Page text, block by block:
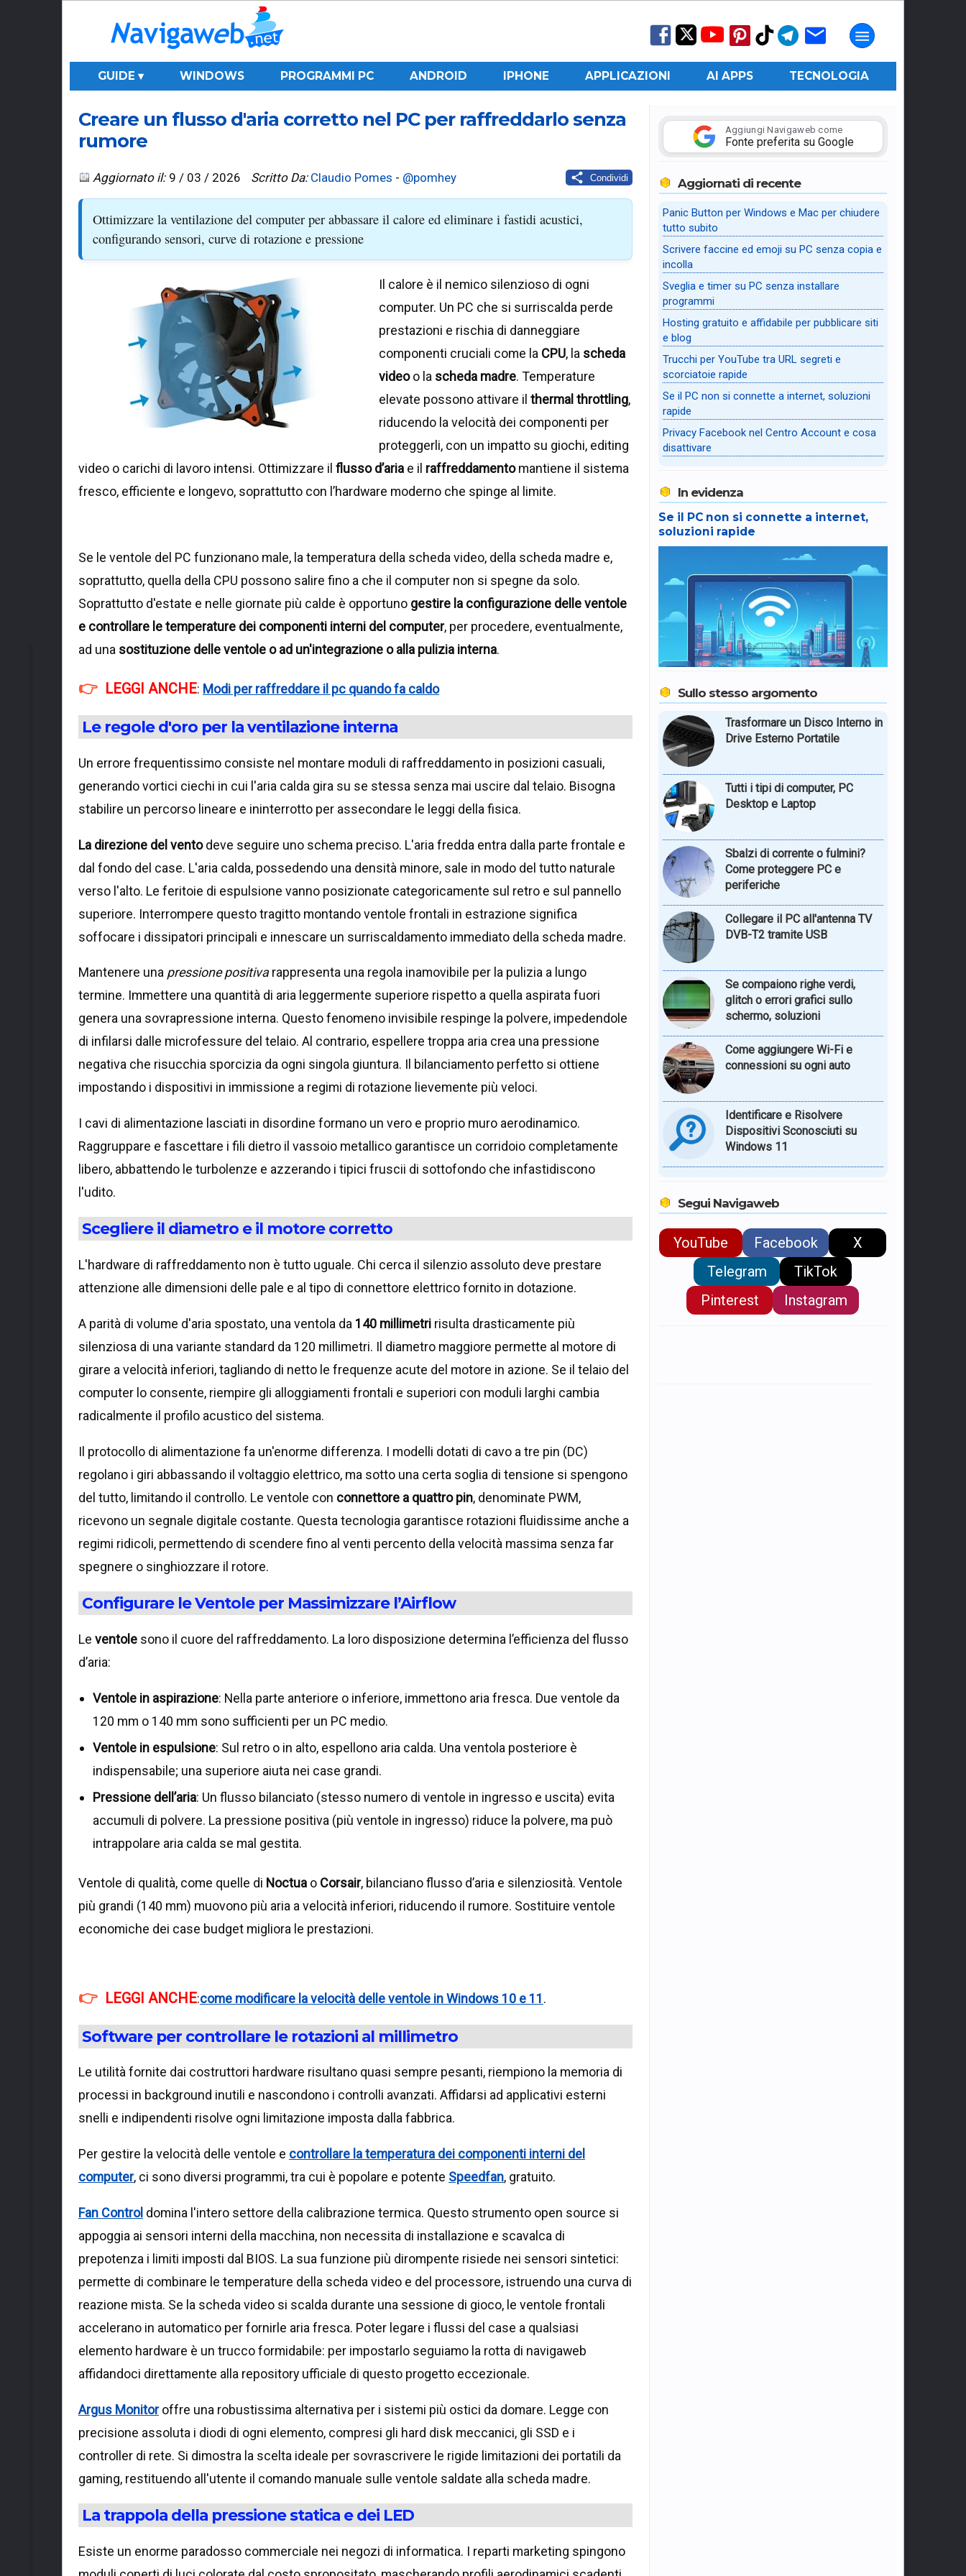
GUIDE ▾ WINDOWS PROGRAMMI PC ANDROID IPHONE APPLICAZIONI AI APPS TECNOLOGIA
Creare un flusso d'aria corretto nel PC per raffreddarlo senza
rumore
Condividi
Aggiornato il: 9 / 03 / 2026 Scritto Da: Claudio Pomes - @pomhey
Ottimizzare la ventilazione del computer per abbassare il calore ed eliminare i fastidi acustici,
configurando sensori, curve di rotazione e pressione
Il calore è il nemico silenzioso di ogni
computer. Un PC che si surriscalda perde
prestazioni e rischia di danneggiare
componenti cruciali come la CPU, la scheda
videoo la scheda madre. Temperature
elevate possono attivare il thermal throttling,
riducendo la velocità dei componenti per
proteggerli, con un impatto su giochi, editing
video o carichi di lavoro intensi. Ottimizzare il flusso d’aria e il raffreddamentomantiene il sistema
fresco, efficiente e longevo, soprattutto con l’hardware moderno che spinge al limite.
Se le ventole del PC funzionano male, la temperatura della scheda video, della scheda madre e,
soprattutto, quella della CPU possono salire fino a che il computer non si spegne da solo.
Soprattutto d'estate e nelle giornate più calde è opportuno gestire la configurazione delle ventole
e controllare le temperature dei componenti interni del computer, per procedere, eventualmente,
ad una sostituzione delle ventole o ad un'integrazione o alla pulizia interna.
LEGGI ANCHE: Modi per raffreddare il pc quando fa caldo
Le regole d'oro per la ventilazione interna
Un errore frequentissimo consiste nel montare moduli di raffreddamento in posizioni casuali,
generando vortici ciechi in cui l'aria calda gira su se stessa senza mai uscire dal telaio. Bisogna
stabilire un percorso lineare e ininterrotto per assecondare le leggi della fisica.
La direzione del ventodeve seguire uno schema preciso. L'aria fredda entra dalla parte frontale e
dal fondo del case. L'aria calda, possedendo una densità minore, sale in modo del tutto naturale
verso l'alto. Le feritoie di espulsione vanno posizionate categoricamente sul retro e sul pannello
superiore. Interrompere questo tragitto montando ventole frontali in estrazione significa
soffocare i dissipatori principali e innescare un surriscaldamento immediato della scheda madre.
Mantenere una pressione positivarappresenta una regola inamovibile per la pulizia a lungo
termine. Immettere una quantità di aria leggermente superiore rispetto a quella aspirata fuori
genera una sovrapressione interna. Questo fenomeno invisibile respinge la polvere, impedendole
di infilarsi dalle microfessure del telaio. Al contrario, espellere troppa aria crea una pressione
negativa che risucchia sporcizia da ogni singola giuntura. Il bilanciamento perfetto si ottiene
impostando i dispositivi in immissione a regimi di rotazione lievemente più veloci.
I cavi di alimentazione lasciati in disordine formano un vero e proprio muro aerodinamico.
Raggruppare e fascettare i fili dietro il vassoio metallico garantisce un corridoio completamente
libero, abbattendo le turbolenze e azzerando i tipici fruscii di sottofondo che infastidiscono
l'udito.
Scegliere il diametro e il motore corretto
L'hardware di raffreddamento non è tutto uguale. Chi cerca il silenzio assoluto deve prestare
attenzione alle dimensioni delle pale e al tipo di connettore elettrico fornito in dotazione.
A parità di volume d'aria spostato, una ventola da 140 millimetri risulta drasticamente più
silenziosa di una variante standard da 120 millimetri. Il diametro maggiore permette al motore di
girare a velocità inferiori, tagliando di netto le frequenze acute del motore in azione. Se il telaio del
computer lo consente, riempire gli alloggiamenti frontali e superiori con moduli larghi cambia
radicalmente il profilo acustico del sistema.
Il protocollo di alimentazione fa un'enorme differenza. I modelli dotati di cavo a tre pin (DC)
regolano i giri abbassando il voltaggio elettrico, ma sotto una certa soglia di tensione si spengono
del tutto, limitando il controllo. Le ventole con connettore a quattro pin, denominate PWM,
ricevono un segnale digitale costante. Questa tecnologia garantisce rotazioni fluidissime anche a
regimi ridicoli, permettendo di scendere fino al venti percento della velocità massima senza far
spegnere o singhiozzare il rotore.
Configurare le Ventole per Massimizzare l’Airflow
Le ventole sono il cuore del raffreddamento. La loro disposizione determina l’efficienza del flusso
d’aria:
Ventole in aspirazione: Nella parte anteriore o inferiore, immettono aria fresca. Due ventole da
120 mm o 140 mm sono sufficienti per un PC medio.
Ventole in espulsione: Sul retro o in alto, espellono aria calda. Una ventola posteriore è
indispensabile; una superiore aiuta nei case grandi.
Pressione dell’aria: Un flusso bilanciato (stesso numero di ventole in ingresso e uscita) evita
accumuli di polvere. La pressione positiva (più ventole in ingresso) riduce la polvere, ma può
intrappolare aria calda se mal gestita.
Ventole di qualità, come quelle di Noctua o Corsair, bilanciano flusso d’aria e silenziosità. Ventole
più grandi (140 mm) muovono più aria a velocità inferiori, riducendo il rumore. Sostituire ventole
economiche dei case budget migliora le prestazioni.
LEGGI ANCHE:come modificare la velocità delle ventole in Windows 10 e 11.
Software per controllare le rotazioni al millimetro
Le utilità fornite dai costruttori hardware risultano quasi sempre pesanti, riempiono la memoria di
processi in background inutili e nascondono i controlli avanzati. Affidarsi ad applicativi esterni
snelli e indipendenti risolve ogni limitazione imposta dalla fabbrica.
Per gestire la velocità delle ventole e controllare la temperatura dei componenti interni del
computer, ci sono diversi programmi, tra cui è popolare e potente Speedfan, gratuito.
Fan Control domina l'intero settore della calibrazione termica. Questo strumento open source si
appoggia ai sensori interni della macchina, non necessita di installazione e scavalca di
prepotenza i limiti imposti dal BIOS. La sua funzione più dirompente risiede nei sensori sintetici:
permette di combinare le temperature della scheda video e del processore, istruendo una curva di
reazione mista. Se la scheda video si scalda durante una sessione di gioco, le ventole frontali
accelerano in automatico per fornirle aria fresca. Poter legare i flussi del case a qualsiasi
elemento hardware è un trucco formidabile: per impostarlo seguiamo la rotta di navigaweb
affidandoci direttamente alla repository ufficiale di questo progetto eccezionale.
Argus Monitoroffre una robustissima alternativa per i sistemi più ostici da domare. Legge con
precisione assoluta i diodi di ogni elemento, compresi gli hard disk meccanici, gli SSD e i
controller di rete. Si dimostra la scelta ideale per sovrascrivere le rigide limitazioni dei portatili da
gaming, restituendo all'utente il comando manuale sulle ventole saldate alla scheda madre.
La trappola della pressione statica e dei LED
Esiste un enorme paradosso commerciale nei negozi di informatica. I reparti marketing spingono
Aggiungi Navigaweb come
Fonte preferita su Google
Aggiornati di recente
Panic Button per Windows e Mac per chiudere
tutto subito
Scrivere faccine ed emoji su PC senza copia e
incolla
Sveglia e timer su PC senza installare
programmi
Hosting gratuito e affidabile per pubblicare siti
e blog
Trucchi per YouTube tra URL segreti e
scorciatoie rapide
Se il PC non si connette a internet, soluzioni
rapide
Privacy Facebook nel Centro Account e cosa
disattivare
In evidenza
Se il PC non si connette a internet,
soluzioni rapide
Sullo stesso argomento
Trasformare un Disco Interno in
Drive Esterno Portatile
Tutti i tipi di computer, PC
Desktop e Laptop
Sbalzi di corrente o fulmini?
Come proteggere PC e
periferiche
Collegare il PC all'antenna TV
DVB-T2 tramite USB
Se compaiono righe verdi,
glitch o errori grafici sullo
schermo, soluzioni
Come aggiungere Wi-Fi e
connessioni su ogni auto
Identificare e Risolvere
Dispositivi Sconosciuti su
Windows 11
Segui Navigaweb
YouTube Facebook
X
Telegram
TikTok
Pinterest
Instagram